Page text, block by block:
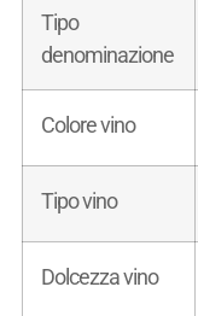
Tipo
denominazione
Colore vino
Tipo vino
Dolcezza vino